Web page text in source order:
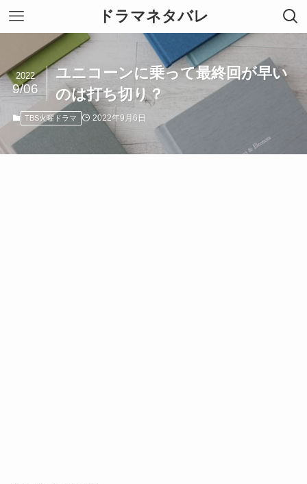
ドラマネタバレ
ユニコーンに乗って最終回が早い
のは打ち切り？
2022
9/06
TBS火曜ドラマ 2022年9月6日